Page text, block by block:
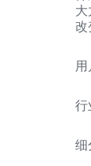
大
改
行
细